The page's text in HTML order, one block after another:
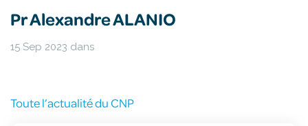
Pr Alexandre ALANIO
15 Sep 2023 dans
Toute l’actualité du CNP